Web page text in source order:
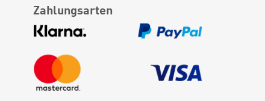
Zahlungsarten